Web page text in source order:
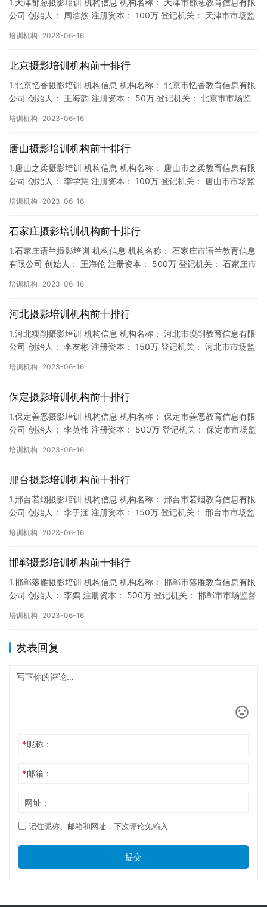
1.天津郁葱摄影培训 机构信息 机构名称： 天津市郁葱教育信息有限
公司 创始人： 周浩然 注册资本： 100万 登记机关： 天津市市场监
培训机构 2023-06-16
北京摄影培训机构前十排行
1.北京忆香摄影培训 机构信息 机构名称： 北京市忆香教育信息有限
公司 创始人： 王海韵 注册资本： 50万 登记机关： 北京市市场监
培训机构 2023-06-16
唐山摄影培训机构前十排行
1.唐山之柔摄影培训 机构信息 机构名称： 唐山市之柔教育信息有限
公司 创始人： 李学慧 注册资本： 100万 登记机关： 唐山市市场监
培训机构 2023-06-16
石家庄摄影培训机构前十排行
1.石家庄语兰摄影培训 机构信息 机构名称： 石家庄市语兰教育信息
有限公司 创始人： 王海伦 注册资本： 500万 登记机关： 石家庄市
培训机构 2023-06-16
河北摄影培训机构前十排行
1.河北瘦削摄影培训 机构信息 机构名称： 河北市瘦削教育信息有限
公司 创始人： 李友彬 注册资本： 150万 登记机关： 河北市市场监
培训机构 2023-06-16
保定摄影培训机构前十排行
1.保定善恶摄影培训 机构信息 机构名称： 保定市善恶教育信息有限
公司 创始人： 李英伟 注册资本： 500万 登记机关： 保定市市场监
培训机构 2023-06-16
邢台摄影培训机构前十排行
1.邢台若烟摄影培训 机构信息 机构名称： 邢台市若烟教育信息有限
公司 创始人： 李子涵 注册资本： 150万 登记机关： 邢台市市场监
培训机构 2023-06-16
邯郸摄影培训机构前十排行
1.邯郸落雁摄影培训 机构信息 机构名称： 邯郸市落雁教育信息有限
公司 创始人： 李鹦 注册资本： 500万 登记机关： 邯郸市市场监督
培训机构 2023-06-16
发表回复
*昵称：
*邮箱：
网址：
记住昵称、邮箱和网址，下次评论免输入
提交